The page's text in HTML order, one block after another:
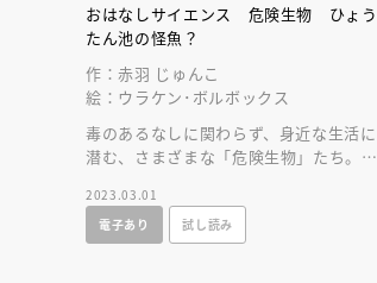
おはなしサイエンス 危険生物 ひょう
たん池の怪魚？
作：赤羽 じゅんこ
絵：ウラケン･ボルボックス
毒のあるなしに関わらず、身近な生活に
潜む、さまざまな「危険生物」たち。で
の？
2023.03.01
電子あり
試し読み